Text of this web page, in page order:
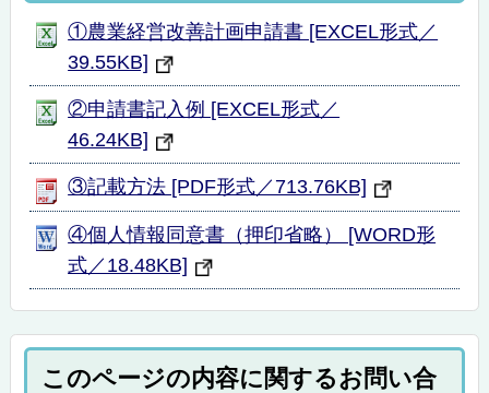
①農業経営改善計画申請書 [EXCEL形式／
39.55KB]
②申請書記入例 [EXCEL形式／
46.24KB]
③記載方法 [PDF形式／713.76KB]
④個人情報同意書（押印省略） [WORD形
式／18.48KB]
このページの内容に関するお問い合